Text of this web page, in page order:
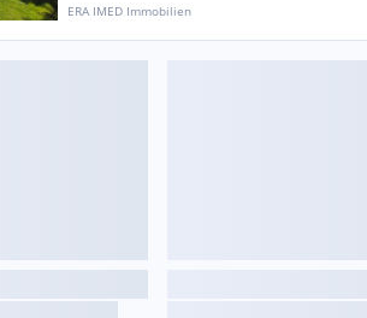
ERA IMED Immobilien